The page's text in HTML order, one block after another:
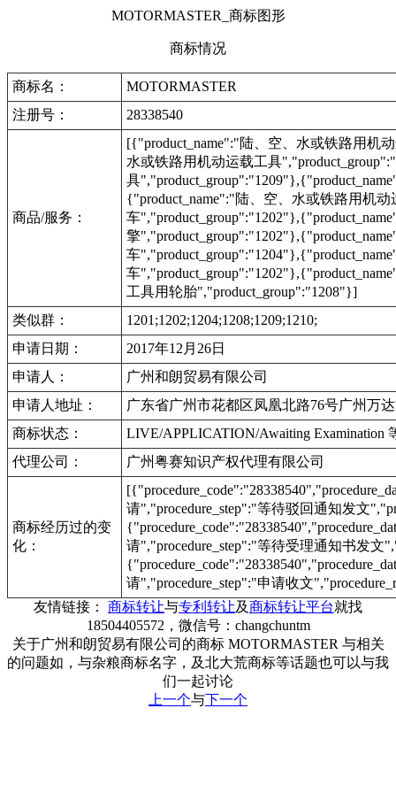
MOTORMASTER_商标图形
商标情况
商标名：
MOTORMASTER
注册号：
28338540
商品/服务：
[{"product_name":"陆、空、水或铁路用机
水或铁路用机动运载工具
具
{"product_name":"陆、空、水或铁路用机
车
擎
车
车
工具用轮胎","product_group":"1208"}]
类似群：
1201;1202;1204;1208;1209;1210;
申请日期：
2017年12月26日
申请人：
广州和朗贸易有限公司
申请人地址：
广东省广州市花都区凤凰北路76号广州万
商标状态：
LIVE/APPLICATION/Awaiting Examination
代理公司：
广州粤赛知识产权代理有限公司
商标经历过的变
化：
请","procedure_step":"等待驳回通知发文
请","procedure_step":"等待受理通知书发文
请","procedure_step":"申请收文
友情链接： 商标转让与专利转让及商标转让平台就找
18504405572，微信号：changchuntm
关于广州和朗贸易有限公司的商标 MOTORMASTER 与相关
的问题如，与杂粮商标名字，及北大荒商标等话题也可以与我
们一起讨论
上一个与下一个